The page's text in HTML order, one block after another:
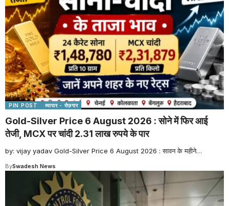
PIN POST व्यापार - रोज़गार
Gold-Silver Price 6 August 2026 : सोने में फिर आई
तेजी, MCX पर चांदी 2.31 लाख रुपये के पार
by: vijay yadav Gold-Silver Price 6 August 2026 : सावन के महीने…
BySwadesh News